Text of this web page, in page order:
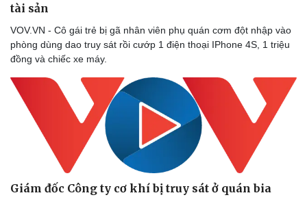
tài sản
VOV.VN - Cô gái trẻ bị gã nhân viên phụ quán cơm đột nhập vào
phòng dùng dao truy sát rồi cướp 1 điện thoại IPhone 4S, 1 triệu
đồng và chiếc xe máy.
Giám đốc Công ty cơ khí bị truy sát ở quán bia